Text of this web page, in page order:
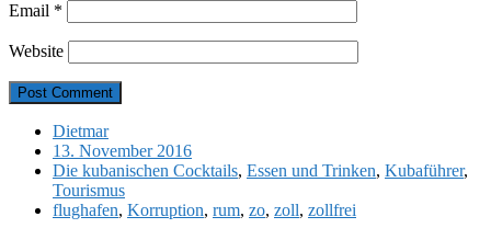
Email *
Website
Dietmar
13. November 2016
Die kubanischen Cocktails, Essen und Trinken, Kubaführer,
Tourismus
flughafen, Korruption, rum, zo, zoll, zollfrei